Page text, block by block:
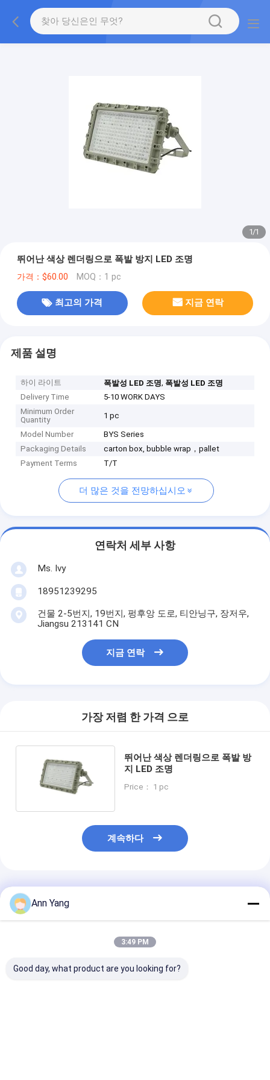
1/1
뛰어난 색상 렌더링으로 폭발 방지 LED 조명
가격：$60.00 MOQ：1 pc
최고의 가격 지금 연락
제품 설명
하이 라이트 폭발성 LED 조명, 폭발성 LED 조명
Delivery Time
5-10 WORK DAYS
Minimum Order
Quantity
1 pc
Model Number
BYS Series
Packaging Details
carton box, bubble wrap，pallet
Payment Terms
T/T
더 많은 것을 전망하십시오
연락처 세부 사항
Ms. Ivy
18951239295
건물 2-5번지, 19번지, 펑후앙 도로, 티안닝구, 장저우,
Jiangsu 213141 CN
지금 연락
가장 저렴 한 가격 으로
뛰어난 색상 렌더링으로 폭발 방
지 LED 조명
Price： 1 pc
계속하다
추천된 제품
Ann Yang
3:49 PM
Good day, what product are you looking for?